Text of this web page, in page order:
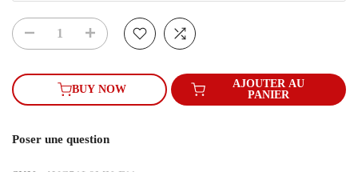
BUY NOW
AJOUTER AU
PANIER
Poser une question